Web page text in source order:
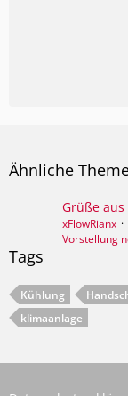
Ähnliche
Grüße
xFlowRianx
Vorstellung
Tags
Kühlung
klimaanlage